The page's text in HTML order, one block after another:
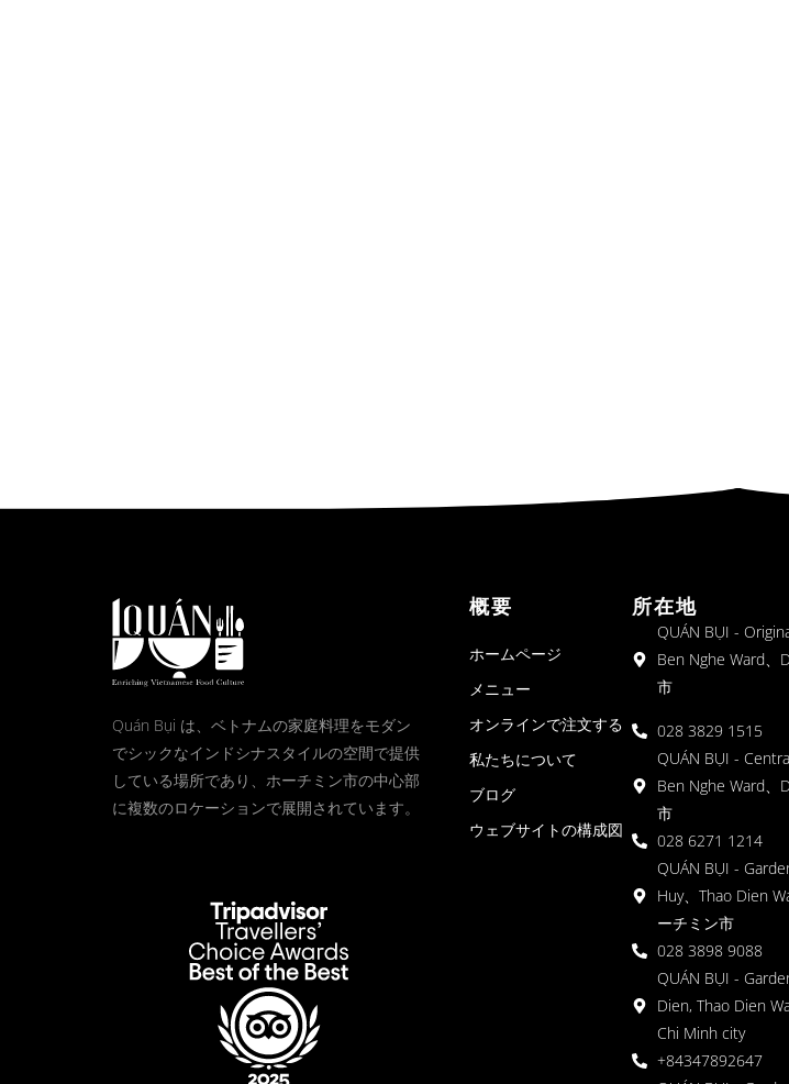
Quán Bụi は、ベトナムの家庭料理をモダン
でシックなインドシナスタイルの空間で提供
している場所であり、ホーチミン市の中心部
に複数のロケーションで展開されています。
概要
ホームページ
メニュー
オンラインで注文する
私たちについて
ブログ
ウェブサイトの構成図
所在地
QUÁN BỤI -
Ben Nghe Ward、
市
028 3829 1515
QUÁN BỤI -
Ben Nghe Ward、
市
028 6271 1214
QUÁN BỤI -
Huy、Thao Dien
ーチミン市
028 3898 9088
QUÁN BỤI -
Dien, Thao Dien
Chi Minh city
+84347892647